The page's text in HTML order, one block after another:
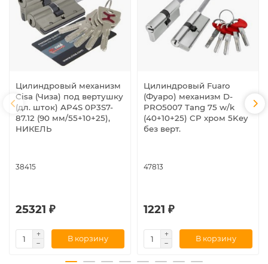
Цилиндровый механизм
Cisa (Чиза) под вертушку
(дл. шток) AP4S 0P3S7-
87.12 (90 мм/55+10+25),
НИКЕЛЬ
38415
25321 ₽
В корзину
Цилиндровый Fuaro
(Фуаро) механизм D-
PRO5007 Tang 75 w/k
(40+10+25) CP хром 5Key
без верт.
47813
1221 ₽
В корзину